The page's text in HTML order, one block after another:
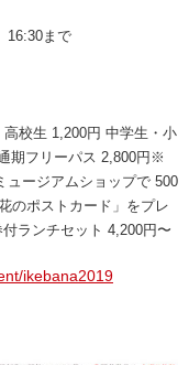
16:30まで
校生 1,200円 中学生・小
期フリーパス 2,800円※
ュージアムショップで 500
のポストカード」をプレ
ランチセット 4,200円〜
ikebana2019